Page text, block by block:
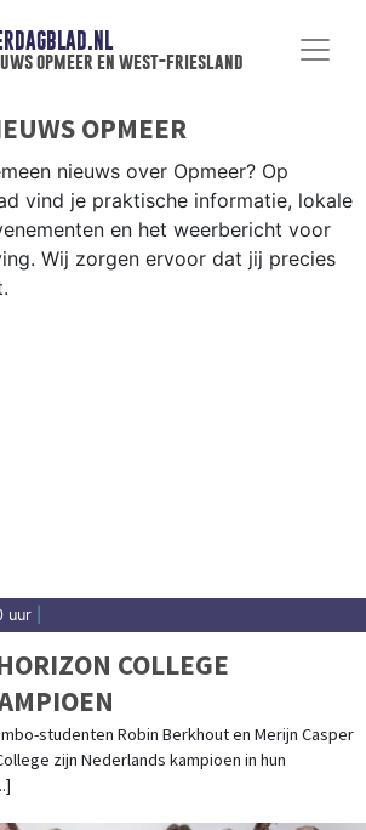
opmeer en west-friesland
OPMEER
nieuws over Opmeer? Op
vind je praktische informatie, lokale
en het weerbericht voor
Wij zorgen ervoor dat jij precies
uur
COLLEGE
mbo-studenten Robin Berkhout en Merijn Casper
zijn Nederlands kampioen in hun